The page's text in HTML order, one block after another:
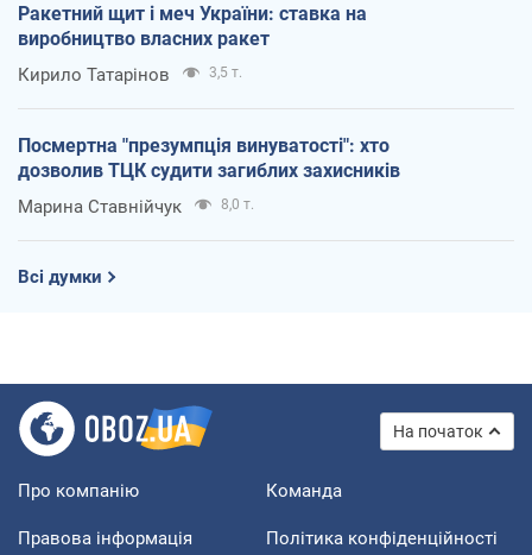
Ракетний щит і меч України: ставка на
виробництво власних ракет
Кирило Татарінов 3,5 т.
Посмертна "презумпція винуватості": хто
дозволив ТЦК судити загиблих захисників
Марина Ставнійчук 8,0 т.
Всі думки
На початок
Про компанію Команда
Правова інформація Політика конфіденційності